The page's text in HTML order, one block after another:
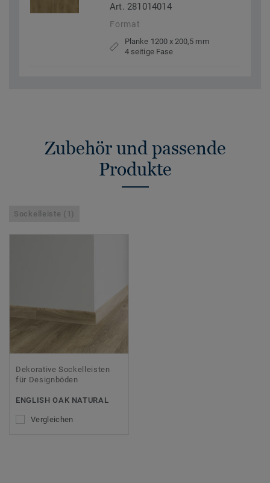
Art. 281014014
Format
Planke 1200 x 200,5 mm
4 seitige Fase
Zubehör und passende
Produkte
Sockelleiste (1)
Dekorative Sockelleisten
für Designböden
ENGLISH OAK NATURAL
Vergleichen